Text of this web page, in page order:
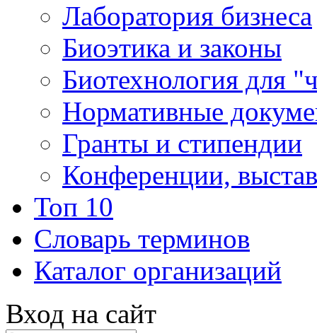
Лаборатория бизнеса
Биоэтика и законы
Биотехнология для
Нормативные
Гранты и стипендии
Конференции,
Топ 10
Словарь терминов
Каталог организаций
Вход на сайт